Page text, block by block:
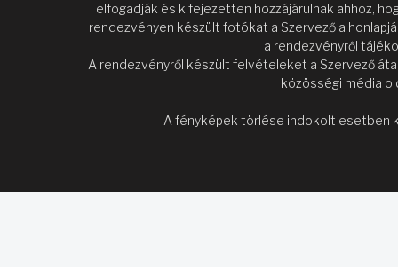
elfogadják és kifejezetten hozzájárulnak ahhoz,
rendezvényen készült fotókat a Szervező a
a rendezvényről
A rendezvényről készült felvételeket a Szervező
közösségi média
A fényképek törlése indokolt esetben